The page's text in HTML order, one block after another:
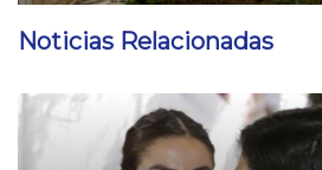
Noticias Relacionadas